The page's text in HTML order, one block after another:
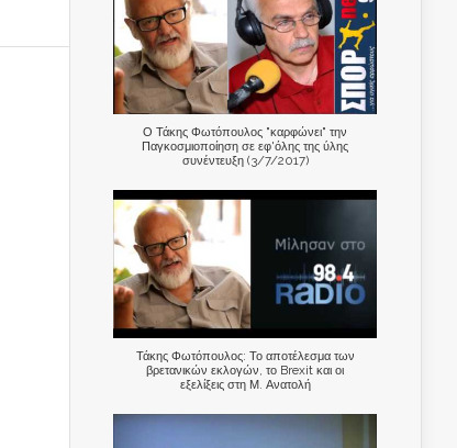
Ο Τάκης Φωτόπουλος "καρφώνει" την
Παγκοσμιοποίηση σε εφ'όλης της ύλης
συνέντευξη (3/7/2017)
Τάκης Φωτόπουλος: Το αποτέλεσμα των
βρετανικών εκλογών, το Brexit και οι
εξελίξεις στη Μ. Ανατολή